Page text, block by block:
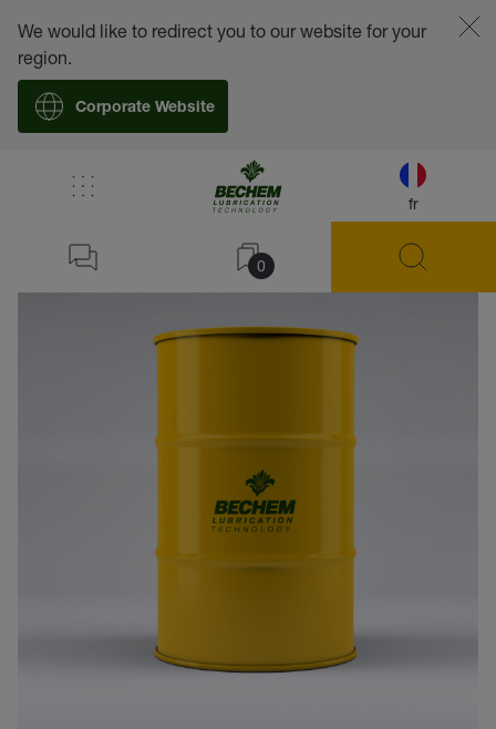
fr
0
We would like to redirect you to our website for your
region.
Corporate Website